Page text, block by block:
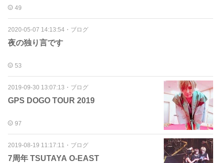
49
2020-05-07 14:13:54 ・ ブログ
夜の独り言です
53
2019-09-30 13:07:13 ・ ブログ
GPS DOGO TOUR 2019
97
2019-08-19 11:17:11 ・ ブログ
7周年 TSUTAYA O-EAST